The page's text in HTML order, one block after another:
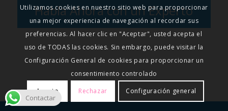
Habla Ahora con un Experto
Utilizamos cookies en nuestro sitio web para proporcionar
una mejor experiencia de navegación al recordar sus
preferencias. Al hacer clic en "Aceptar", usted acepta el
uso de TODAS las cookies. Sin embargo, puede visitar la
Configuración General de cookies para proporcionar un
consentimiento controlado
Acepto Rechazar Configuración general
Contactar